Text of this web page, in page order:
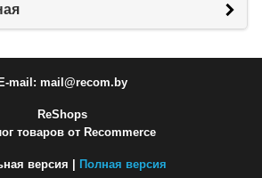
E-mail: mail@recom.by
ReShops
товаров от Recommerce
версия | Полная версия